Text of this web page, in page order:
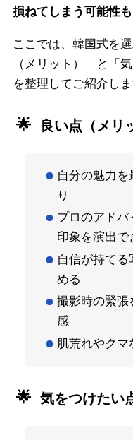
損ねてしまう可能性
ここでは、韓国式を
（メリット）」と「
を整理してご紹介しま
良い点（メリ
自分の魅力
り
プロのアドバ
印象を演出で
自信が持て
める
撮影時の緊張
感
肌荒れやクマ
気をつけたい